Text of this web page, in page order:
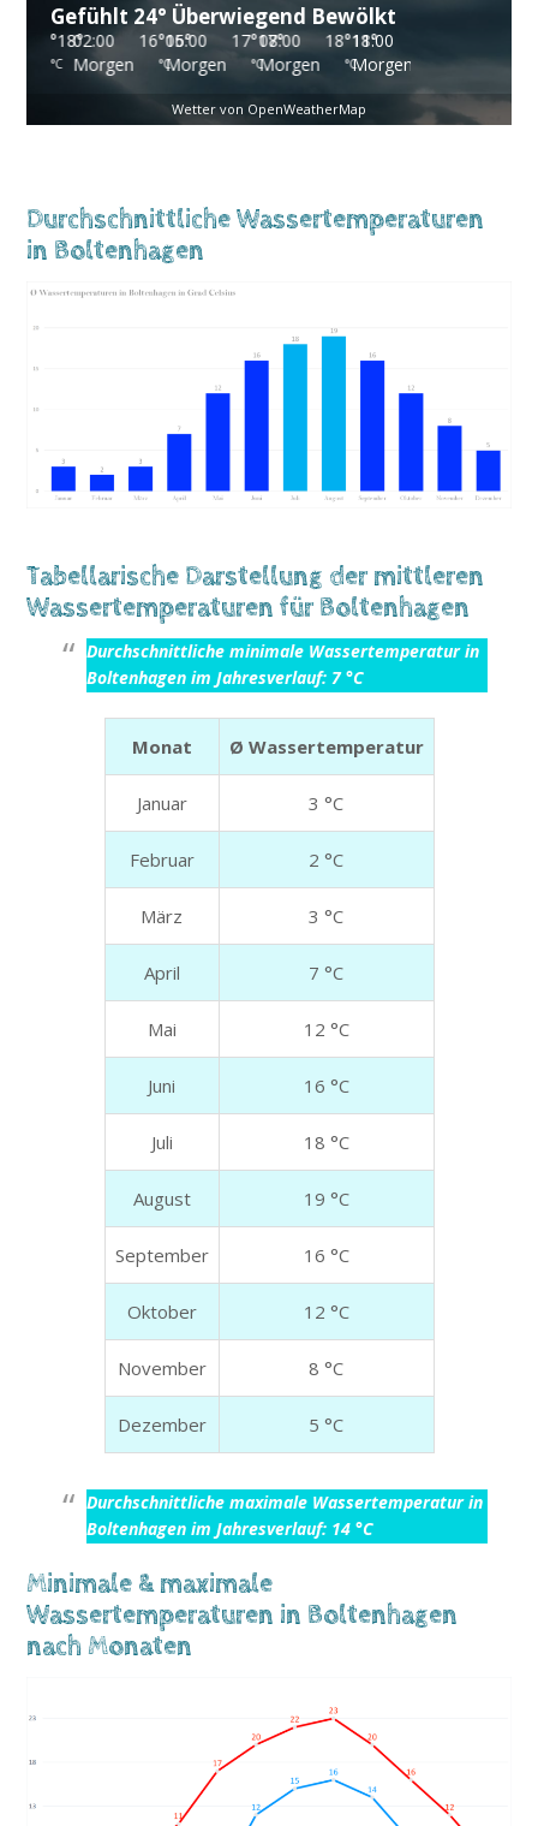
Gefühlt 24° Überwiegend Bewölkt
18°
Morgen
02:00 16 °16°
Morgen
05:00 °17°
Morgen
08:00 °18°
Morgen
11:00
°C
Wetter von OpenWeatherMap
Durchschnittliche Wassertemperaturen
in Boltenhagen
Tabellarische Darstellung der mittleren
Wassertemperaturen für Boltenhagen
Durchschnittliche minimale Wassertemperatur in
Boltenhagen im Jahresverlauf: 7 °C
Monat Ø Wassertemperatur
Januar 3 °C
Februar 2 °C
März 3 °C
April 7 °C
Mai 12 °C
Juni 16 °C
Juli 18 °C
August 19 °C
September 16 °C
Oktober 12 °C
November 8 °C
Dezember 5 °C
Durchschnittliche maximale Wassertemperatur in
Boltenhagen im Jahresverlauf: 14 °C
Minimale & maximale
Wassertemperaturen in Boltenhagen
nach Monaten